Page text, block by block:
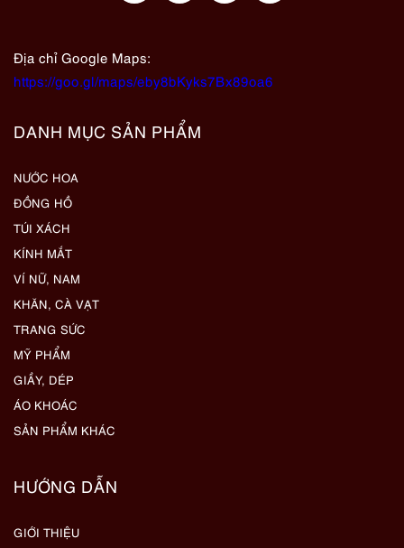
Địa chỉ Google Maps:
https://goo.gl/maps/eby8bKyks7Bx89oa6
DANH MỤC SẢN PHẨM
NƯỚC HOA
ĐỒNG HỒ
TÚI XÁCH
KÍNH MẮT
VÍ NỮ, NAM
KHĂN, CÀ VẠT
TRANG SỨC
MỸ PHẨM
GIẦY, DÉP
ÁO KHOÁC
SẢN PHẨM KHÁC
HƯỚNG DẪN
GIỚI THIỆU